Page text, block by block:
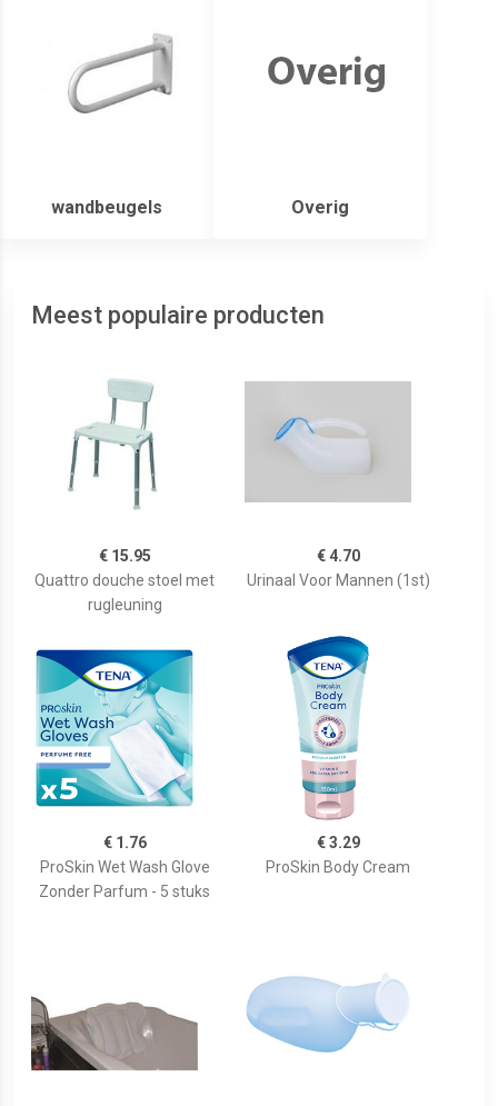
wandbeugels Overig
Meest populaire producten
€ 15.95
Quattro douche stoel met
rugleuning
€ 4.70
Urinaal Voor Mannen (1st)
€ 1.76
ProSkin Wet Wash Glove
Zonder Parfum - 5 stuks
€ 3.29
ProSkin Body Cream